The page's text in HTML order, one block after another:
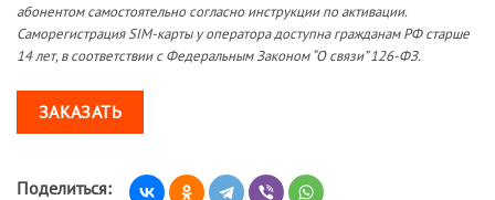
абонентом самостоятельно согласно инструкции по активации.
Саморегистрация SIM-карты у оператора доступна гражданам РФ старше
14 лет, в соответствии с Федеральным Законом “О связи” 126-ФЗ.
ЗАКАЗАТЬ
Поделиться: